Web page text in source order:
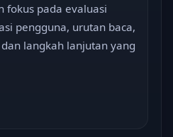
fokus pada evaluasi
pengguna, urutan baca,
langkah lanjutan yang